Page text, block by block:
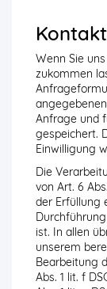
Wenn Sie
zukommen
Anfrage und
gespeichert.
Einwilligung
Die
von Art. 6
der Erfüllung
ist. In allen
unserem
Bearbeitung
Abs. 1 lit. f